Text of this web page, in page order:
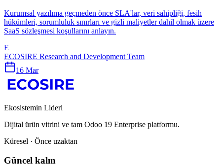
Kurumsal yazılıma geçmeden önce SLA'lar, veri sahipliği, fesih
hükümleri, sorumluluk sınırları ve gizli maliyetler dahil olmak üzere
SaaS sözleşmesi koşullarını anlayın.
E
ECOSIRE Research and Development Team
16 Mar
Ekosistemin Lideri
Dijital ürün vitrini ve tam Odoo 19 Enterprise platformu.
Küresel · Önce uzaktan
Güncel kalın